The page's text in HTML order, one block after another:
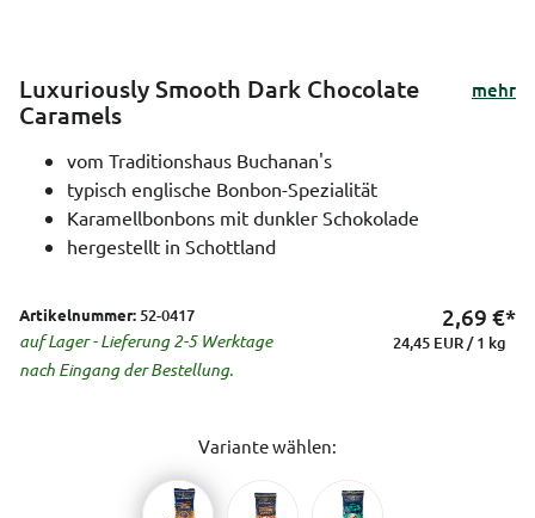
Luxuriously Smooth Dark Chocolate
Caramels
mehr
vom Traditionshaus Buchanan's
typisch englische Bonbon-Spezialität
Karamellbonbons mit dunkler Schokolade
hergestellt in Schottland
Artikelnummer: 52-0417
auf Lager - Lieferung 2-5 Werktage
nach Eingang der Bestellung.
2,69 €*
24,45 EUR / 1 kg
Variante wählen: